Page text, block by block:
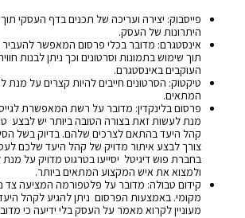
פייסבוק: יצירה ועריכה של תכנים בדף העסקי
היתרונות של העסק.
אינסטגרם: מדובר בכלי פרסום המאפשר
תוך שימוש בתמונות וסרטונים וכך ניתן לבנות
העוקבים באינסטגרם.
טיקטוק: הסרטונים חייבים להיות קצרים על מנת
המתאים.
פרסום בלינקדין: מדובר על רשת המאפשרת
מנת לעשות זאת בצורה הטובה ביותר יש לבצע
קהל היעד בהתאם לצרכים שלהם. בדיוק בשל
צורך לבצע איתור מדויק של קהל היעד שלכם
בחברת פוש דיגיטל יסייעו בטרגוט מדויק על מנת
ולמצוא את איש המקצוע המתאים ביותר.
קידום טבולה: מדובר על פלטפורמה המציעה צד
מקומי. באמצעות הפרסום ניתן להגיע לקהל
מעוניין לקרוא מאמר על העסק בלי ידיעה כי